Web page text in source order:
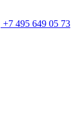
+7 495 649 05 73